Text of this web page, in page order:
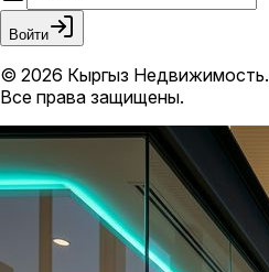
Войти
© 2026 Кыргыз Недвижимость.
Все права защищены.